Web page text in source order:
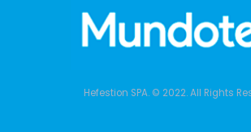
Hefestion SPA. © 2022. All Rights